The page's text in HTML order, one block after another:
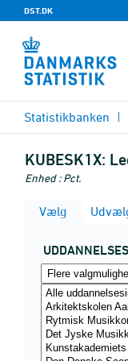
DST.DK
Statistikbanken
KUBESK1X:
Enhed : Pct.
Vælg